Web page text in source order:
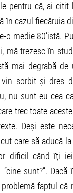
pentru că, ai
în cazul fiecăruia
o medie 80’istă.
mă trezesc în
mai degrabă de
sorbit și dres
nu sunt eu cea
trec toate
Deși este
care să aducă
dificil când îți
sunt?”.
faptul că